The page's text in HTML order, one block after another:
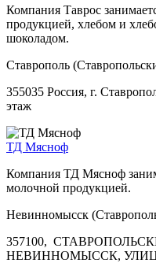
Компания Таврос
продукцией, хлебом и
шоколадом.
Ставрополь
355035 Россия, г.
этаж
ТД Мясноф
Компания ТД Мясноф
молочной продукцией.
Невинномысск
357100,
НЕВИННОМЫССК,